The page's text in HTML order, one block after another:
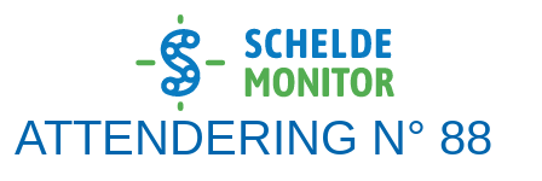
ATTENDERING N°